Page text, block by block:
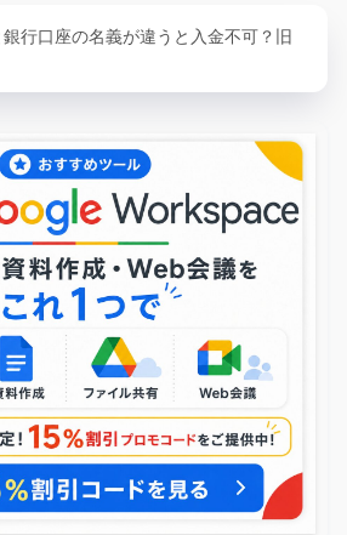
行口座の名義が違うと入金不可？旧